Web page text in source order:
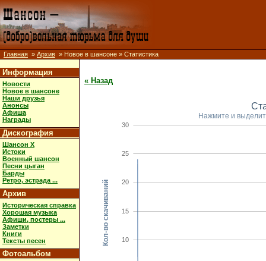
Главная » Архив » Новое в шансоне » Статистика
Информация
Новости
Новое в шансоне
Наши друзья
Анонсы
Афиша
Награды
Дискография
Шансон X
Истоки
Военный шансон
Песни цыган
Барды
Ретро, эстрада ...
Архив
Историческая справка
Хорошая музыка
Афиши, постеры ...
Заметки
Книги
Тексты песен
Фотоальбом
« Назад
10
15
20
25
30
Кол-во скачиваний
Нажмите и